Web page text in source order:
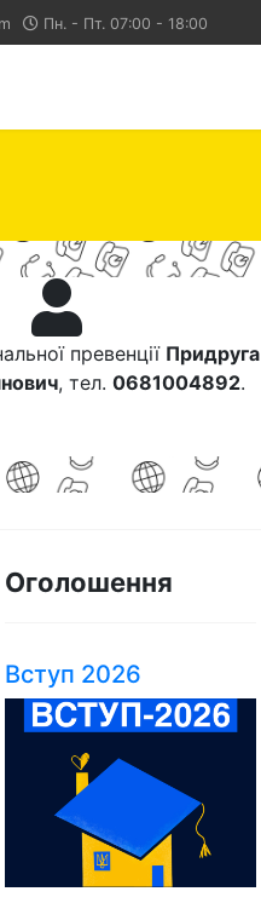
Пн. - Пт. 07:00 - 18:00
превенції Придруга
, тел. 0681004892.
Оголошення
Вступ 2026